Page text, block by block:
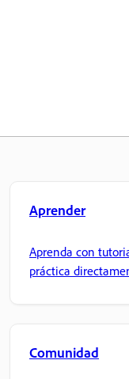
Aprender
Aprenda con
práctica
Comunidad